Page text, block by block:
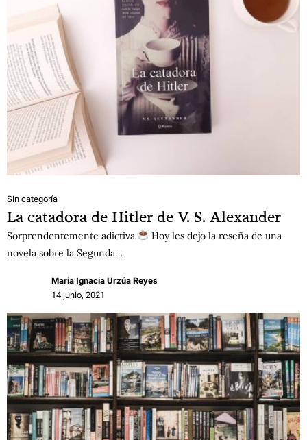
Sin categoría
La catadora de Hitler de V. S. Alexander
Sorprendentemente adictiva
Hoy les dejo la reseña de una
novela sobre la Segunda…
Maria Ignacia Urzúa Reyes
14 junio, 2021